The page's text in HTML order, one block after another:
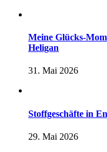
Meine Glücks-
Heligan
31. Mai 2026
Stoffgeschäfte in
29. Mai 2026